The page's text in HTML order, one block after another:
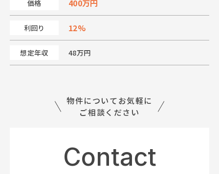
価格 400万円
利回り 12%
想定年収 48万円
物件についてお気軽に
ご相談ください
Contact